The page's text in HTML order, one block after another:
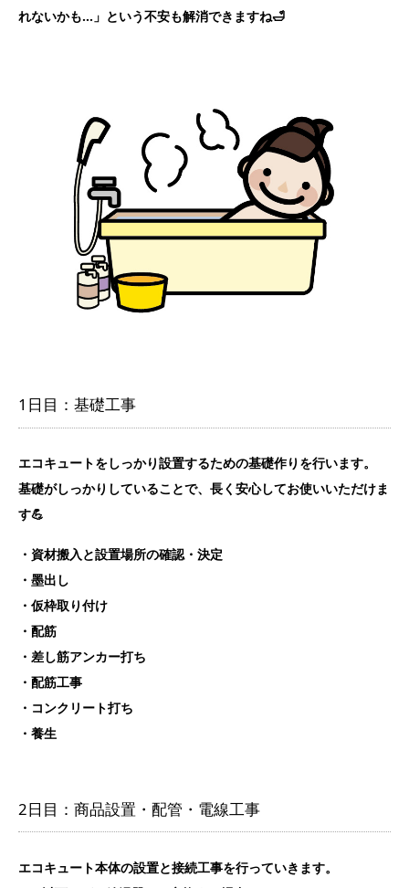
れないかも…」という不安も解消できますね🛁
1日目：基礎工事
エコキュートをしっかり設置するための基礎作りを行います。
基礎がしっかりしていることで、長く安心してお使いいただけま
す💪
・資材搬入と設置場所の確認・決定
・墨出し
・仮枠取り付け
・配筋
・差し筋アンカー打ち
・配筋工事
・コンクリート打ち
・養生
2日目：商品設置・配管・電線工事
エコキュート本体の設置と接続工事を行っていきます。